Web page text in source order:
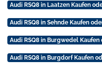
Audi RSQ8 in Laatzen Kaufen
Audi RSQ8 in Sehnde Kaufen
Audi RSQ8 in Burgwedel Kaufen
Audi RSQ8 in Burgdorf Kaufen